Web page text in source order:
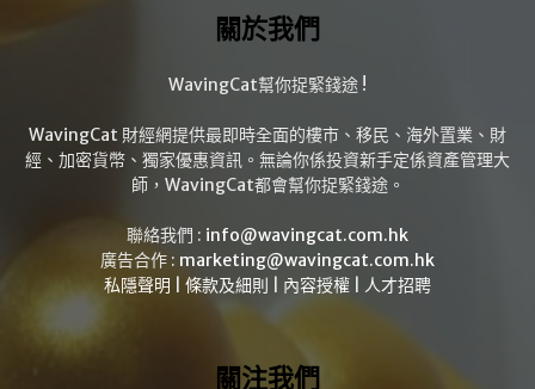
關於我們
WavingCat幫你捉緊錢途 !
WavingCat 財經網提供最即時全面的樓市、移民、海外置業、財
經、加密貨幣、獨家優惠資訊。無論你係投資新手定係資產管理大
師，WavingCat都會幫你捉緊錢途。
聯絡我們 : info@wavingcat.com.hk
廣告合作 : marketing@wavingcat.com.hk
私隱聲明
條款及細則 內容授權 人才招聘
關注我們